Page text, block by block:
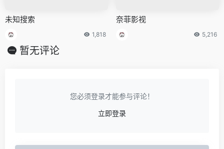
未知搜索
1,818
奈菲影视
5,216
暂无评论
您必须登录才能参与评论！
立即登录